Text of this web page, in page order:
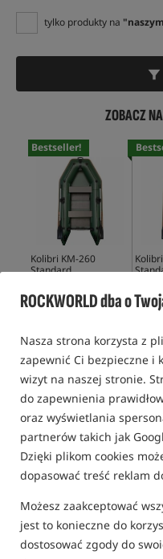
ROCKWORLD dba o
Nasza strona korzysta z
zapewnić Ci bezpieczne i
wizyt na naszej stronie.
do zapewnienia
oraz wyświetlania
partnerów takich jak
Dzięki plikom cookies
dopasować treść reklam
Możesz zaakceptować
jest to konieczne do
dostosować zgody do
tylko produkty na
ZOBACZ
Bestseller!
Kolibri KM-260
Standard
2 220,99PLN 2
Bestseller!